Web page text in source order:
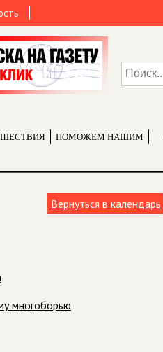
ПОМОЖЕМ НАШИМ
Вернуться в календарь
многоборью